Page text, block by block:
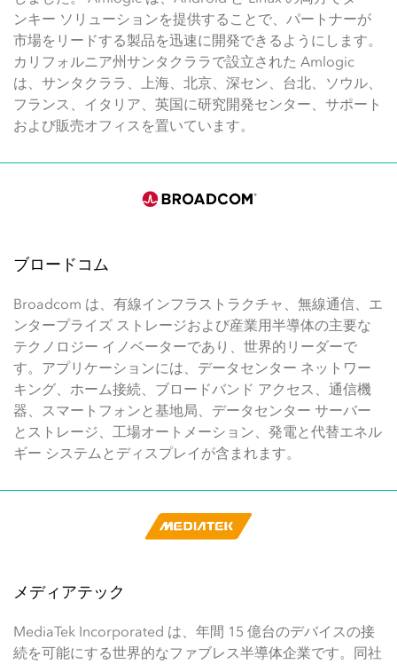
ンキー ソリューションを提供することで、パートナーが
市場をリードする製品を迅速に開発できるようにします。
カリフォルニア州サンタクララで設立された Amlogic
は、サンタクララ、上海、北京、深セン、台北、ソウル、
フランス、イタリア、英国に研究開発センター、サポート
および販売オフィスを置いています。
ブロードコム
Broadcom は、有線インフラストラクチャ、無線通信、エ
ンタープライズ ストレージおよび産業用半導体の主要な
テクノロジー イノベーターであり、世界的リーダーで
す。アプリケーションには、データセンター ネットワー
キング、ホーム接続、ブロードバンド アクセス、通信機
器、スマートフォンと基地局、データセンター サーバー
とストレージ、工場オートメーション、発電と代替エネル
ギー システムとディスプレイが含まれます。
メディアテック
MediaTek Incorporated は、年間 15 億台のデバイスの接
続を可能にする世界的なファブレス半導体企業です。同社